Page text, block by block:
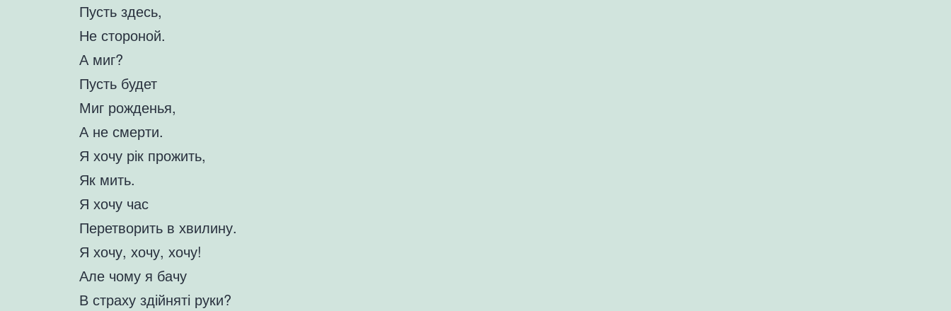
Пусть здесь,
Не стороной.
А миг?
Пусть будет
Миг рожденья,
А не смерти.
Я хочу рік прожить,
Як мить.
Я хочу час
Перетворить в хвилину.
Я хочу, хочу, хочу!
Але чому я бачу
В страху здійняті руки?